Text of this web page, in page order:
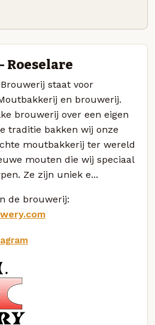
Roeselare
staat voor
en brouwerij.
brouwerij over een eigen
traditie bakken wij onze
moutbakkerij ter wereld
mouten die wij speciaal
Ze zijn uniek e...
de brouwerij: